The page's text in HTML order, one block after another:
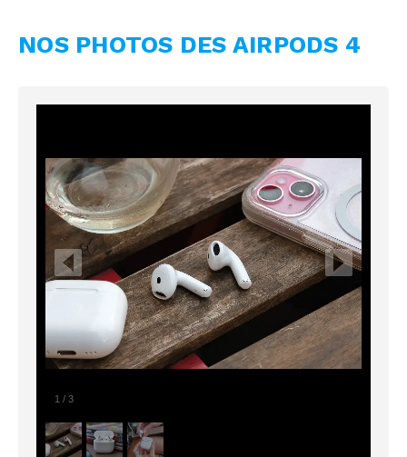
NOS PHOTOS DES AIRPODS 4
1 / 3